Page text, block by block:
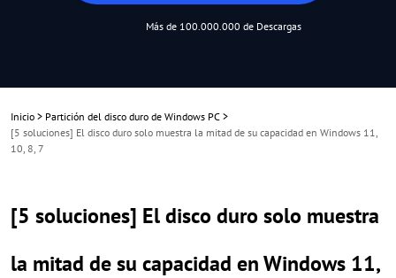
Más de 100.000.000 de Descargas
Inicio > Partición del disco duro de Windows PC >
[5 soluciones] El disco duro solo muestra la mitad de su capacidad en Windows 11,
10, 8, 7
[5 soluciones] El disco duro solo muestra
la mitad de su capacidad en Windows 11,